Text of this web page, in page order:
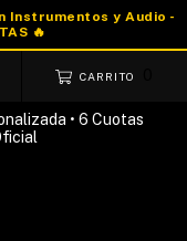
CARRITO
• 6 Cuotas